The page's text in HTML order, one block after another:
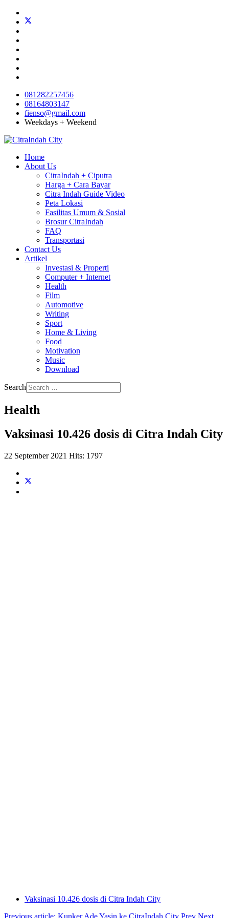
081282257456
08164803147
fienso@gmail.com
Weekdays + Weekend
Home
About Us
CitraIndah + Ciputra
Harga + Cara Bayar
Citra Indah Guide Video
Peta Lokasi
Fasilitas Umum & Sosial
Brosur CitraIndah
FAQ
Transportasi
Contact Us
Artikel
Investasi & Properti
Computer + Internet
Health
Film
Automotive
Writing
Sport
Home & Living
Food
Motivation
Music
Download
Search
Health
Vaksinasi 10.426 dosis di Citra Indah City
22 September 2021 Hits: 1797
Vaksinasi 10.426 dosis di Citra Indah City
Previous article: Kunker Ade Yasin ke CitraIndah City Prev Next